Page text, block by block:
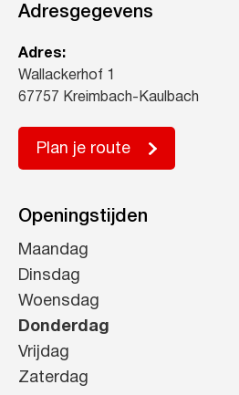
Adresgegevens
Adres:
Wallackerhof 1
67757 Kreimbach-Kaulbach
Plan je route
Openingstijden
Maandag
Dinsdag
Woensdag
Donderdag
Vrijdag
Zaterdag